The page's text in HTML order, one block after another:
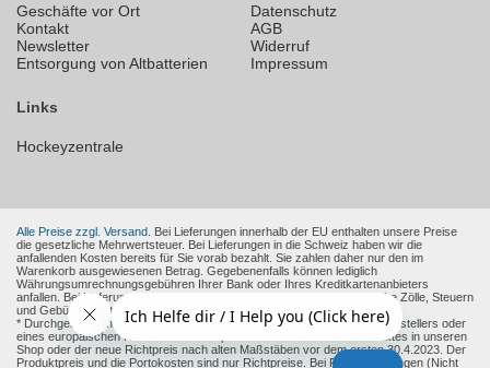
Geschäfte vor Ort
Kontakt
Newsletter
Entsorgung von Altbatterien
Datenschutz
AGB
Widerruf
Impressum
Links
Hockeyzentrale
Alle Preise zzgl. Versand. Bei Lieferungen innerhalb der EU enthalten unsere Preise
die gesetzliche Mehrwertsteuer. Bei Lieferungen in die Schweiz haben wir die
anfallenden Kosten bereits für Sie vorab bezahlt. Sie zahlen daher nur den im
Warenkorb ausgewiesenen Betrag. Gegebenenfalls können lediglich
Währungsumrechnungsgebühren Ihrer Bank oder Ihres Kreditkartenanbieters
anfallen. Bei Lieferungen in andere Nicht-EU-Länder können zusätzliche Zölle, Steuern
und Gebühren entstehen.
* Durchgestrichene Preise sind die empfohlenen Verkaufspreise des Herstellers oder
eines europäischen Händlers zum Zeitpunkt der Aufnahme des Produktes in unseren
Shop oder der neue Richtpreis nach alten Maßstäben vor dem ersten 30.4.2023. Der
Produktpreis und die Portokosten sind nur Richtpreise. Bei Fremdwährungen (Nicht